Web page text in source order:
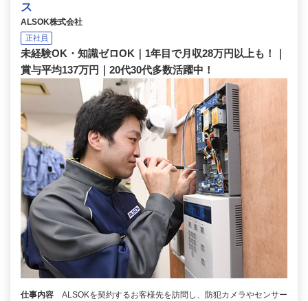
ス
ALSOK株式会社
正社員
未経験OK・知識ゼロOK｜1年目で月収28万円以上も！｜
賞与平均137万円｜20代30代多数活躍中！
仕事内容
ALSOKを契約するお客様先を訪問し、防犯カメラやセンサー